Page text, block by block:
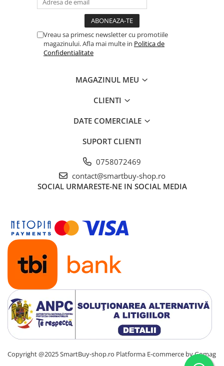
Vreau sa primesc newsletter cu promotiile
magazinului. Afla mai multe in Politica de
Confidentialitate
MAGAZINUL MEU
CLIENTI
DATE COMERCIALE
SUPORT CLIENTI
0758072469
contact@smartbuy-shop.ro
SOCIAL URMARESTE-NE IN SOCIAL MEDIA
Copyright @2025 SmartBuy-shop.ro Platforma E-commerce by Gomag